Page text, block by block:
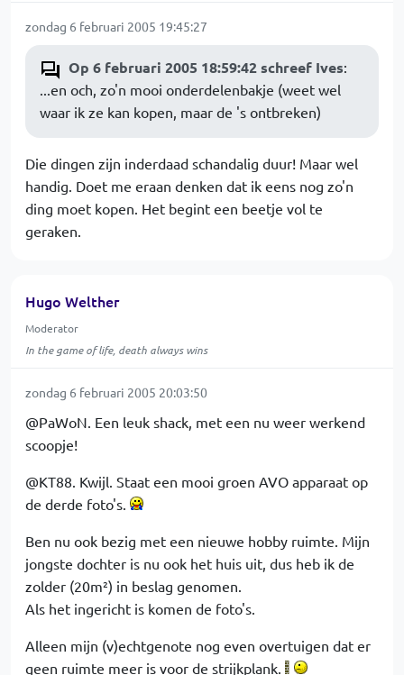
zondag 6 februari 2005 19:45:27
Op 6 februari 2005 18:59:42 schreef Ives:
...en och, zo'n mooi onderdelenbakje (weet wel
waar ik ze kan kopen, maar de 's ontbreken)
Die dingen zijn inderdaad schandalig duur! Maar wel
handig. Doet me eraan denken dat ik eens nog zo'n
ding moet kopen. Het begint een beetje vol te
geraken.
Hugo Welther
Moderator
In the game of life, death always wins
zondag 6 februari 2005 20:03:50
@PaWoN. Een leuk shack, met een nu weer werkend
scoopje!
@KT88. Kwijl. Staat een mooi groen AVO apparaat op
de derde foto's.
Ben nu ook bezig met een nieuwe hobby ruimte. Mijn
jongste dochter is nu ook het huis uit, dus heb ik de
zolder (20m²) in beslag genomen.
Als het ingericht is komen de foto's.
Alleen mijn (v)echtgenote nog even overtuigen dat er
geen ruimte meer is voor de strijkplank.